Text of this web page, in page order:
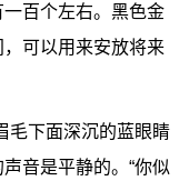
百个左右。黑色金
可以用来安放将来
毛下面深沉的蓝眼睛
音是平静的。“你似